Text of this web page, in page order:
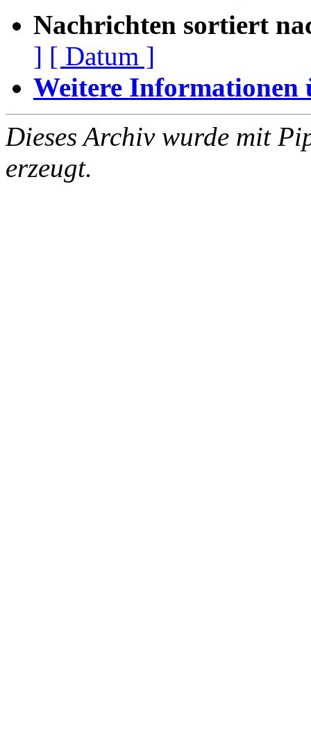
Nachrichten sortiert
] [ Datum ]
Weitere Informationen
Dieses Archiv wurde mit
erzeugt.